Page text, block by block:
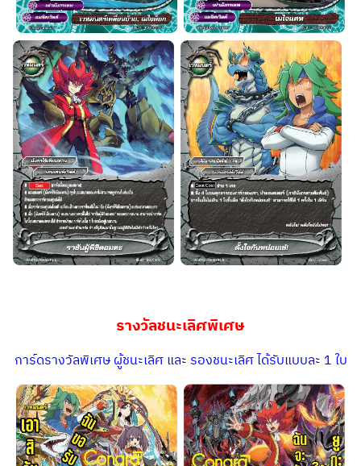
รางวัลชนะเลิศพิเศษ
การ์ดรางวัลพิเศษ ผู้ชนะเลิศ และ รองชนะเลิศ ได้รับแบบละ 1 ใบ